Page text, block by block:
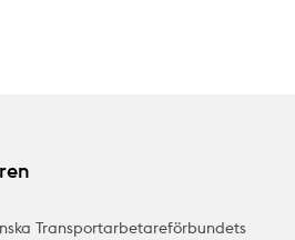
Transportarbetareförbundets